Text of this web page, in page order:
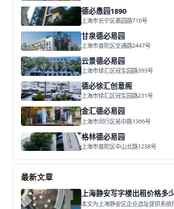
德必愚园1890
上海市长宁区愚园路716号
甘泉德必易园
上海市普陀区交通路2447号
云景德必易园
上海市徐汇区冠生园路393号
德必徐汇创意阁
上海市徐汇区冠生园路231号
金汇德必易园
上海市闵行区吴中路1366号
格林德必易园
上海市普陀区中山北路1238号
最新文章
上海静安写字楼出租价格多
本文为上海静安区企业选址提供系